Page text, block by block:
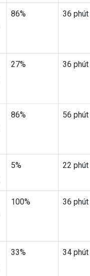
86% 36 phút
27% 36 phút
86% 56 phút
5% 22 phút
100% 36 phút
33% 34 phút